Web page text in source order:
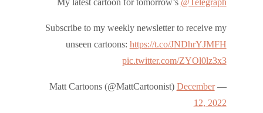
Subscribe to my weekly newsletter to receive my
unseen cartoons: https://t.co/JNDhrYJMFH
pic.twitter.com/ZYOl0lz3x3
— Matt Cartoons (@MattCartoonist)
December
12, 2022